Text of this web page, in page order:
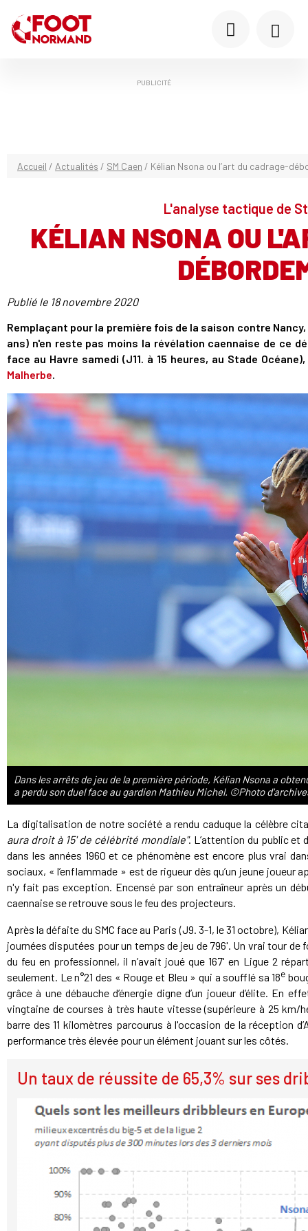
PUBLICITÉ
Accueil / Actualités / SM Caen / Kélian Nsona ou l’art du cadrage-
L'analyse tactique de
KÉLIAN NSONA OU
Publié le 18 novembre 2020
Remplaçant pour la première fois de la saison contre
ans) n'en reste pas moins la révélation caennaise de ce
face au Havre samedi (J11. à 15 heures, au Stade
Malherbe.
Dans les arrêts de jeu de la première période, Kélian Nsona a
a perdu son duel face au gardien Mathieu Michel. ©Photo
La digitalisation de notre société a rendu caduque la célèbre
aura droit à 15' de célébrité mondiale". L’attention du public et
dans les années 1960 et ce phénomène est encore plus vrai
sociaux, « l’enflammade » est de rigueur dès qu’un jeune joueur
n'y fait pas exception. Encensé par son entraîneur après un
caennaise se retrouve sous le feu des projecteurs.
Après la défaite du SMC face au Paris (J9. 3-1, le 31 octobre),
journées disputées pour un temps de jeu de 796'. Un vrai tour de
du feu en professionnel, il n’avait joué que 167' en Ligue 2
seulement. Le n°21 des « Rouge et Bleu » qui a soufflé sa 18e
grâce à une débauche d’énergie digne d’un joueur d’élite. En
vingtaine de courses à très haute vitesse (supérieure à 25 km/
barre des 11 kilomètres parcourus à l'occasion de la réception
performance très élevée pour un élément jouant sur les côtés.
Un taux de réussite de 65,3% sur ses